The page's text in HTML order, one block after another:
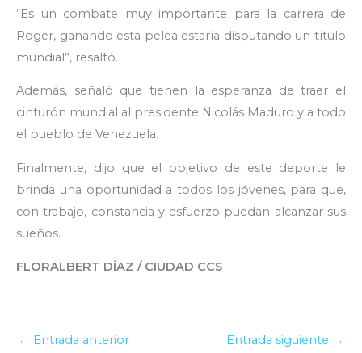
“Es un combate muy importante para la carrera de
Roger, ganando esta pelea estaría disputando un título
mundial”, resaltó.
Además, señaló que tienen la esperanza de traer el
cinturón mundial al presidente Nicolás Maduro y a todo
el pueblo de Venezuela.
Finalmente, dijo que el objetivo de este deporte le
brinda una oportunidad a todos los jóvenes, para que,
con trabajo, constancia y esfuerzo puedan alcanzar sus
sueños.
FLORALBERT DÍAZ / CIUDAD CCS
← Entrada anterior Entrada siguiente →